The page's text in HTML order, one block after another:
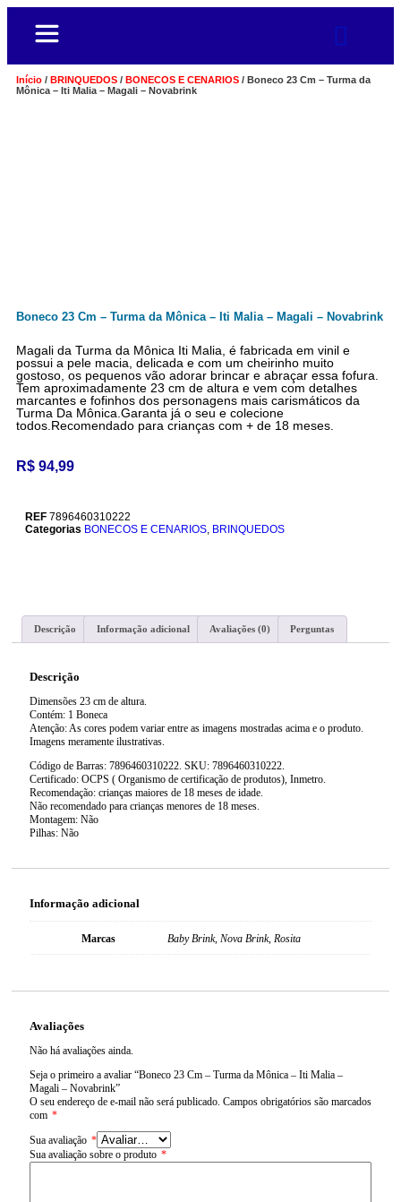
Início / BRINQUEDOS / BONECOS E CENARIOS / Boneco 23 Cm – Turma da
Mônica – Iti Malia – Magali – Novabrink
Boneco 23 Cm – Turma da Mônica – Iti Malia – Magali – Novabrink
Magali da Turma da Mônica Iti Malia, é fabricada em vinil e
possui a pele macia, delicada e com um cheirinho muito
gostoso, os pequenos vão adorar brincar e abraçar essa fofura.
Tem aproximadamente 23 cm de altura e vem com detalhes
marcantes e fofinhos dos personagens mais carismáticos da
Turma Da Mônica.Garanta já o seu e colecione
todos.Recomendado para crianças com + de 18 meses.
R$ 94,99
REF 7896460310222
Categorias BONECOS E CENARIOS, BRINQUEDOS
Descrição Informação adicional Avaliações (0) Perguntas
Descrição
Dimensões 23 cm de altura.
Contém: 1 Boneca
Atenção: As cores podem variar entre as imagens mostradas acima e o produto.
Imagens meramente ilustrativas.
Código de Barras: 7896460310222. SKU: 7896460310222.
Certificado: OCPS ( Organismo de certificação de produtos), Inmetro.
Recomendação: crianças maiores de 18 meses de idade.
Não recomendado para crianças menores de 18 meses.
Montagem: Não
Pilhas: Não
Informação adicional
Marcas Baby Brink, Nova Brink, Rosita
Avaliações
Não há avaliações ainda.
Seja o primeiro a avaliar “Boneco 23 Cm – Turma da Mônica – Iti Malia –
Magali – Novabrink”
O seu endereço de e-mail não será publicado. Campos obrigatórios são marcados
com *
Sua avaliação *
Sua avaliação sobre o produto *